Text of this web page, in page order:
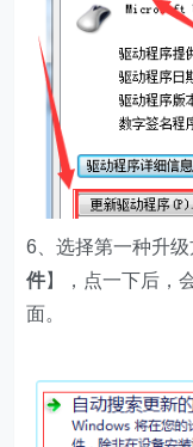
6、选择第一种升级
件】，点一下后，
面。